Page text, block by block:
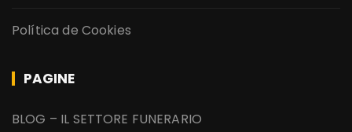
Política de Cookies
PAGINE
BLOG – IL SETTORE FUNERARIO